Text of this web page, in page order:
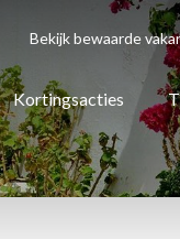
Bekijk bewaarde
Kortingsacties